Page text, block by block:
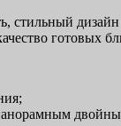
стильный
готовых